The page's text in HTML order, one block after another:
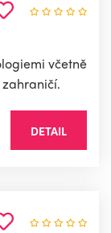
včetně
DETAIL